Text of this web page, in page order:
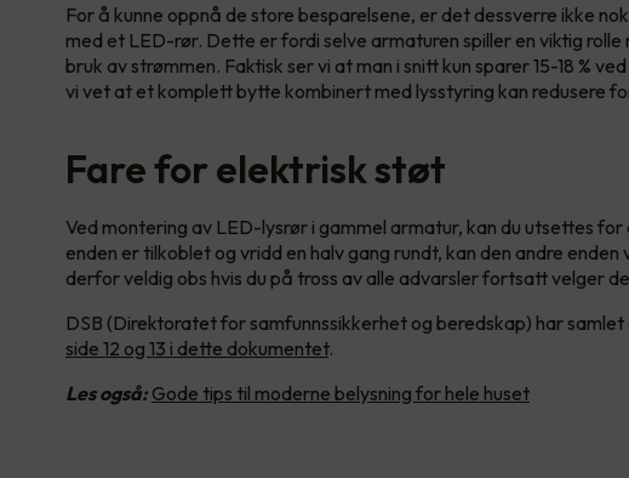
For å kunne oppnå de store besparelsene, er det dessverre ikke
med et LED-rør. Dette er fordi selve armaturen spiller en viktig
bruk av strømmen. Faktisk ser vi at man i snitt kun sparer 15-18 %
vi vet at et komplett bytte kombinert med lysstyring kan redusere
Fare for elektrisk støt
Ved montering av LED-lysrør i gammel armatur, kan du utsettes for
enden er tilkoblet og vridd en halv gang rundt, kan den andre
derfor veldig obs hvis du på tross av alle advarsler fortsatt velger
DSB (Direktoratet for samfunnssikkerhet og beredskap) har
side 12 og 13 i dette dokumentet.
Les også: Gode tips til moderne belysning for hele huset